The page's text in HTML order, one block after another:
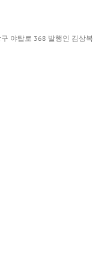
야탑로 368 발행인 김상복